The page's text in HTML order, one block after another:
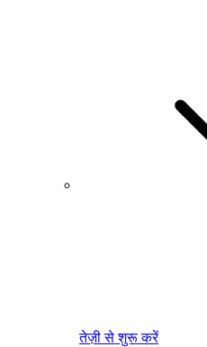
तेज़ी से शुरू करें